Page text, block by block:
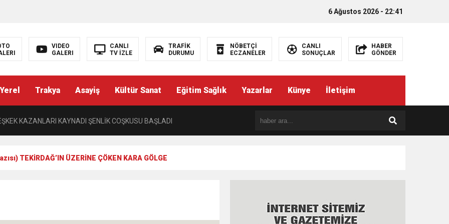
6 Ağustos 2026 - 22:41
VIDEO
GALERI
CANLI
TV İZLE
TRAFİK
DURUMU
NÖBETÇİ
ECZANELER
CANLI
SONUÇLAR
HABER
GÖNDER
Yerel Trakya Asayiş Kültür Sanat Eğitim Sağlık Yazarlar Künye İletişim
“AYNI İŞİ YAPAN ÜÇ AYRI STATÜ NE HUKUKA NE VİCDANA SIĞAR”
PERDEYİ AÇAN KAYMAKAM
KAZANLARI KAYNADI ŞENLİK COŞKUSU BAŞLADI
TEKİRDAĞ’IN ÜZERİNE ÇÖKEN KARA GÖLGE